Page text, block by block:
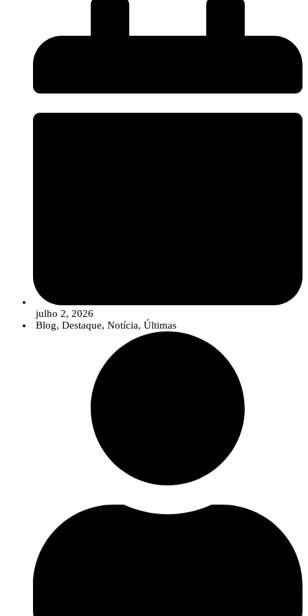
para facilitar o acesso da comunicação social a informação institucional e
promover uma comunicação mais próxima, rigorosa e acessível sobre os
desafios e a inovação na agricultura.
Num contexto em que temas como as alterações climáticas, as pragas e
doenças emergentes, as biosoluções ou a agricultura digital assumem uma
importância crescente, o InPP pretende contribuir para que o debate público
seja sustentado por conhecimento científico sólido e informação baseada na
A nova área reúne diversos recursos destinados a jornalistas e profissionais
da comunicação, incluindo uma apresentação institucional do
InnovPlantProtect, materiais de identidade visual, informação sobre a
organização e os contactos da equipa de comunicação.
Para além destes recursos, o InnovPlantProtect disponibiliza a sua equipa
multidisciplinar para colaborar com os órgãos de comunicação social através
de entrevistas, comentários especializados e esclarecimentos sobre temas
relacionados com a proteção de culturas, inovação agrícola, soluções
biológicas e digitais e investigação aplicada.
julho 2, 2026
Blog, Destaque, Notícia, Últimas